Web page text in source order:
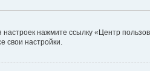
нажмите ссылку «Центр
свои настройки.